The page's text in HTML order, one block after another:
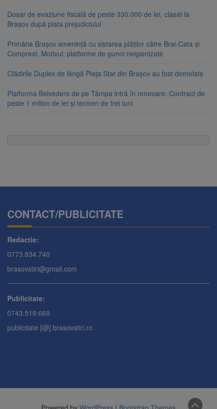
Dosar de evaziune fiscală de peste 330.000 de lei, clasat la
Brașov după plata prejudiciului
Primăria Brașov amenință cu sistarea plăților către Brai-Cata și
Comprest. Motivul: platforme de gunoi neigienizate
Clădirile Duplex de lângă Piața Star din Brașov au fost demolate
Platforma Belvedere de pe Tâmpa intră în renovare. Contract de
peste 1 milion de lei și termen de trei luni
CONTACT/PUBLICITATE
Redactie:
0773.834.740
brasovstiri@gmail.com
Publicitate:
0743.519.669
publicitate [@] brasovstiri.ro